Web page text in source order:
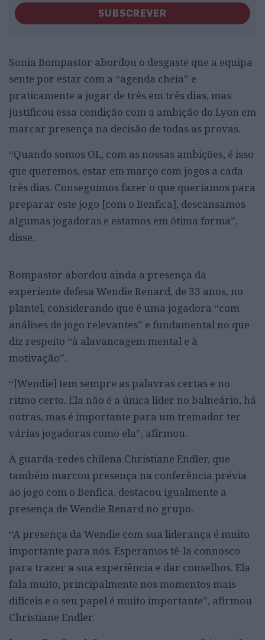
SUBSCREVER
Sonia Bompastor abordou o desgaste que a equipa
sente por estar com a “agenda cheia” e
praticamente a jogar de três em três dias, mas
justificou essa condição com a ambição do Lyon em
marcar presença na decisão de todas as provas.
“Quando somos OL, com as nossas ambições, é isso
que queremos, estar em março com jogos a cada
três dias. Conseguimos fazer o que queríamos para
preparar este jogo [com o Benfica], descansamos
algumas jogadoras e estamos em ótima forma”,
disse.
Bompastor abordou ainda a presença da
experiente defesa Wendie Renard, de 33 anos, no
plantel, considerando que é uma jogadora “com
análises de jogo relevantes” e fundamental no que
diz respeito “à alavancagem mental e à
motivação”.
“[Wendie] tem sempre as palavras certas e no
ritmo certo. Ela não é a única líder no balneário, há
outras, mas é importante para um treinador ter
várias jogadoras como ela”, afirmou.
A guarda-redes chilena Christiane Endler, que
também marcou presença na conferência prévia
ao jogo com o Benfica, destacou igualmente a
presença de Wendie Renard no grupo.
“A presença da Wendie com sua liderança é muito
importante para nós. Esperamos tê-la connosco
para trazer a sua experiência e dar conselhos. Ela
fala muito, principalmente nos momentos mais
difíceis e o seu papel é muito importante”, afirmou
Christiane Endler.